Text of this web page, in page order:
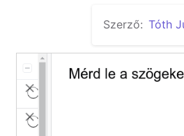
Szerző: Tóth